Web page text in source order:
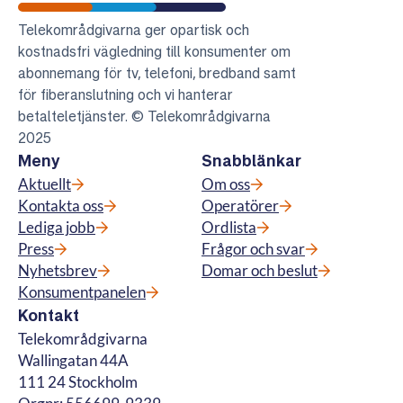
Telekområdgivarna
Telekområdgivarna ger opartisk och
kostnadsfri vägledning till konsumenter om
abonnemang för tv, telefoni, bredband samt
för fiberanslutning och vi hanterar
betalteletjänster. © Telekområdgivarna
2025
Meny
Aktuellt
Kontakta oss
Lediga jobb
Press
Nyhetsbrev
Konsumentpanelen
Snabblänkar
Om oss
Operatörer
Ordlista
Frågor och svar
Domar och beslut
Kontakt
Telekområdgivarna
Wallingatan 44A
111 24 Stockholm